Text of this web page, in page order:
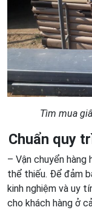
Tìm mua
Chuẩn quy
– Vận chuyển hàng
thể thiếu. Để đảm
kinh nghiệm và uy
cho khách hàng ở